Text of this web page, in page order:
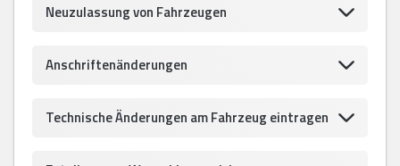
Neuzulassung von Fahrzeugen
Anschriftenänderungen
Technische Änderungen am Fahrzeug eintragen